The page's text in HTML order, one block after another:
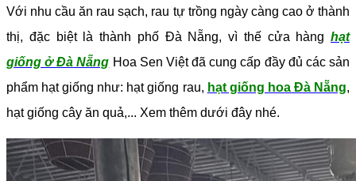
Với nhu cầu ăn rau sạch, rau tự trồng ngày càng cao ở thành
thị, đặc biệt là thành phố Đà Nẵng, vì thế cửa hàng hạt
giống ở Đà Nẵng Hoa Sen Việt đã cung cấp đầy đủ các sản
phẩm hạt giống như: hạt giống rau, hạt giống hoa Đà Nẵng,
hạt giống cây ăn quả,... Xem thêm dưới đây nhé.